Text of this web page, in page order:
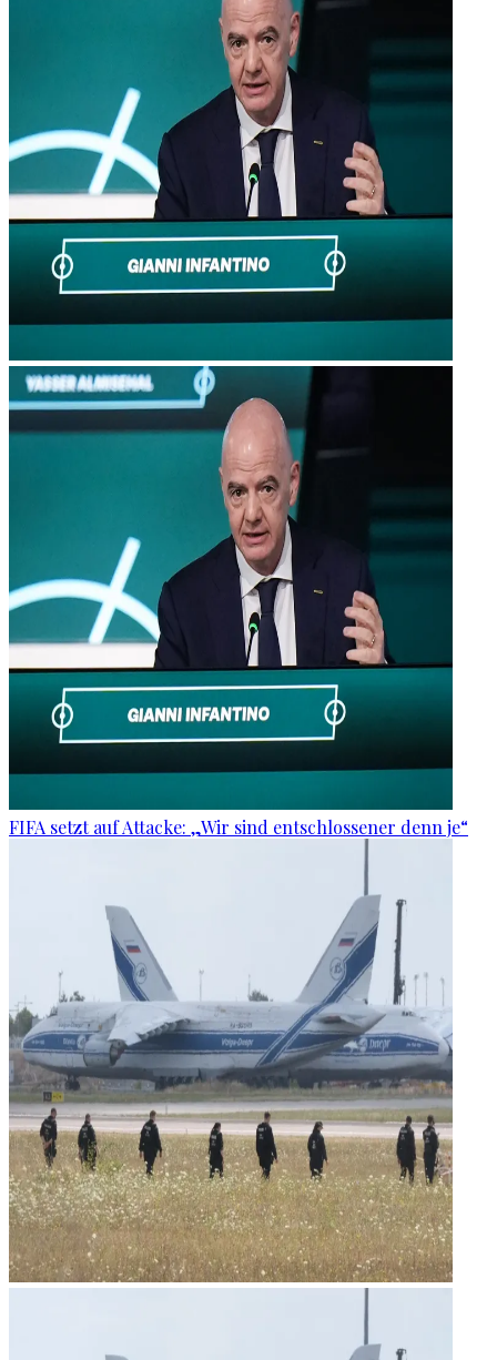
FIFA setzt auf Attacke: „Wir sind entschlossener denn je“